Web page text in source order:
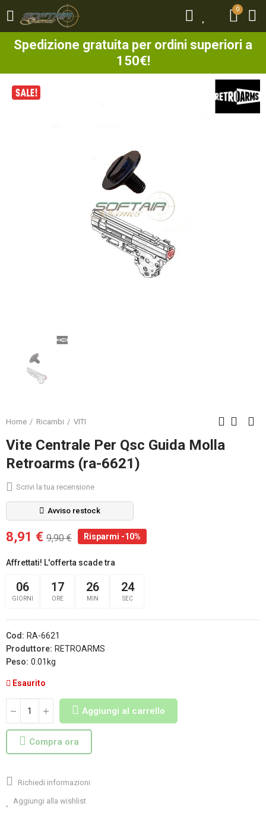
0
Spedizione gratuita per ordini superiori a
150€!
0
Home Ricambi VITI
Vite Centrale Per Qsc Guida Molla
Retroarms (ra-6621)
Scrivi la tua recensione
Avviso restock
8,91 € 9,90 € Risparmi -10%
Affrettati! L'offerta scade tra
06
GIORNI
17
ORE
26
MIN
23
SEC
Cod: RA-6621
Produttore: RETROARMS
Peso: 0.01kg
Esaurito
Aggiungi al carrello
Compra ora
Richiedi informazioni
Aggiungi alla wishlist